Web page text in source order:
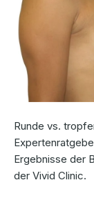
Runde vs.
Ergebnisse der
der Vivid Clinic.